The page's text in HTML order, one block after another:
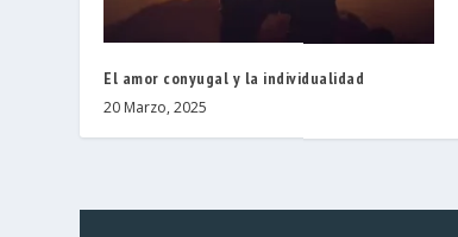
El amor conyugal y la individualidad
20 Marzo, 2025